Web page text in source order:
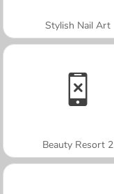
Stylish Nail Art
Beauty Resort 2